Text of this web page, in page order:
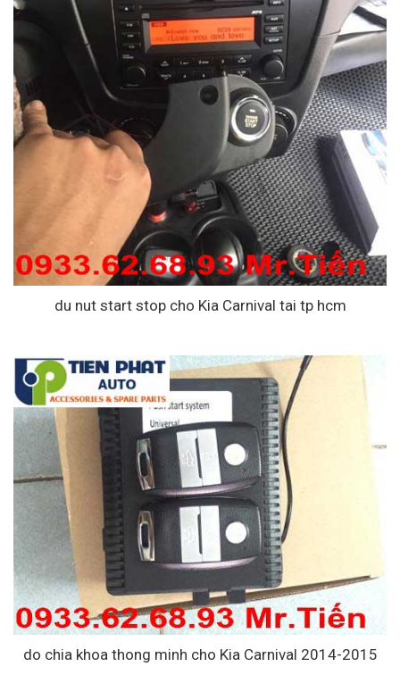
du nut start stop cho Kia Carnival tai tp hcm
do chia khoa thong minh cho Kia Carnival 2014-2015